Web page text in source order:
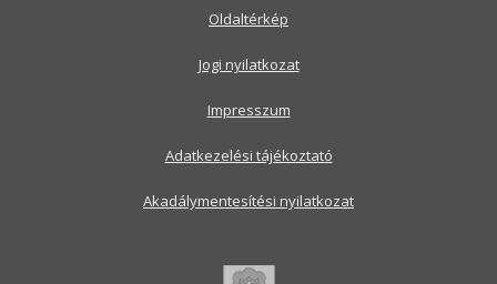
Oldaltérkép
Jogi nyilatkozat
Impresszum
Adatkezelési tájékoztató
Akadálymentesítési nyilatkozat